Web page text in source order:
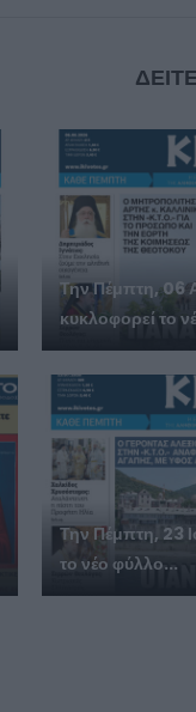
Την Πέμπτη, 06
κυκλοφορεί το
Την Πέμπτη, 23
το νέο φύλλο...